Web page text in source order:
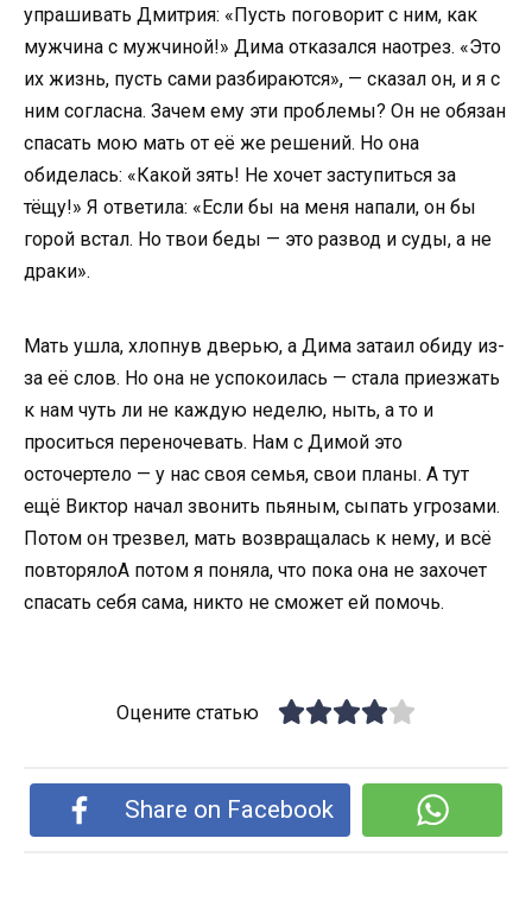
упрашивать Дмитрия: «Пусть поговорит с ним, как
мужчина с мужчиной!» Дима отказался наотрез. «Это
их жизнь, пусть сами разбираются», — сказал он, и я с
ним согласна. Зачем ему эти проблемы? Он не обязан
спасать мою мать от её же решений. Но она
обиделась: «Какой зять! Не хочет заступиться за
тёщу!» Я ответила: «Если бы на меня напали, он бы
горой встал. Но твои беды — это развод и суды, а не
драки».
Мать ушла, хлопнув дверью, а Дима затаил обиду из-
за её слов. Но она не успокоилась — стала приезжать
к нам чуть ли не каждую неделю, ныть, а то и
проситься переночевать. Нам с Димой это
осточертело — у нас своя семья, свои планы. А тут
ещё Виктор начал звонить пьяным, сыпать угрозами.
Потом он трезвел, мать возвращалась к нему, и всё
повторялоА потом я поняла, что пока она не захочет
спасать себя сама, никто не сможет ей помочь.
Оцените статью
Share on Facebook